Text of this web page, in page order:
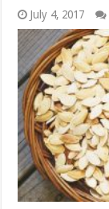
July 4, 2017